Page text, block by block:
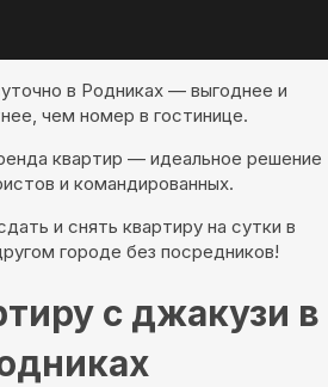
в Родниках — выгоднее и
чем номер в гостинице.
квартир — идеальное решение
и командированных.
и снять квартиру на сутки в
городе без посредников!
с джакузи в